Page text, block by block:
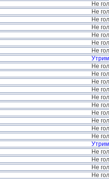
Не
Не
Не
Не
Не
Не
Не
Не
Не
Не
Не
Не
Не
Не
Не
Не
Не
Не
Не
Не
Не